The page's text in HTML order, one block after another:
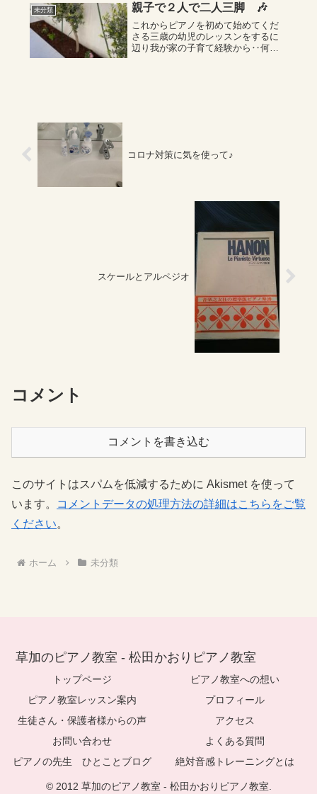
未分類 親子で２人で二人三脚 🎶
これからピアノを初めて始めてくだ
さる三歳の幼児のレッスンをするに
辺り我が家の子育て経験から‥何か
コロナ対策に気を使って♪
スケールとアルペジオ
コメント
コメントを書き込む
このサイトはスパムを低減するために Akismet を使って
います。
コメントデータの処理方法の詳細はこちらをご覧
ください。
ホーム 未分類
草加のピアノ教室 - 松田かおりピアノ教室
トップページ
ピアノ教室への想い
ピアノ教室レッスン案内
プロフィール
生徒さん・保護者様からの声
アクセス
お問い合わせ
よくある質問
ピアノの先生 ひとことブログ
絶対音感トレーニングとは
© 2012 草加のピアノ教室 - 松田かおりピアノ教室.